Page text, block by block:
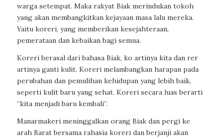
warga setempat. Maka rakyat Biak merindukan tokoh
yang akan membangkitkan kejayaan masa lalu mereka.
Yaitu koreri, yang memberikan kesejahteraan,
pemerataan dan kebaikan bagi semua.
Koreri berasal dari bahasa Biak, ko artinya kita dan rer
artinya ganti kulit. Koreri melambangkan harapan pada
perubahan dan pemulihan kehidupan yang lebih baik,
seperti kulit baru yang sehat. Koreri secara luas berarti
“kita menjadi baru kembali”.
Manarmakeri meninggalkan orang Biak dan pergi ke
arah Barat bersama rahasia koreri dan berjanji akan